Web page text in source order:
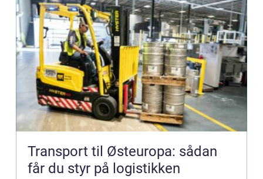
Transport til Østeuropa: sådan
får du styr på logistikken